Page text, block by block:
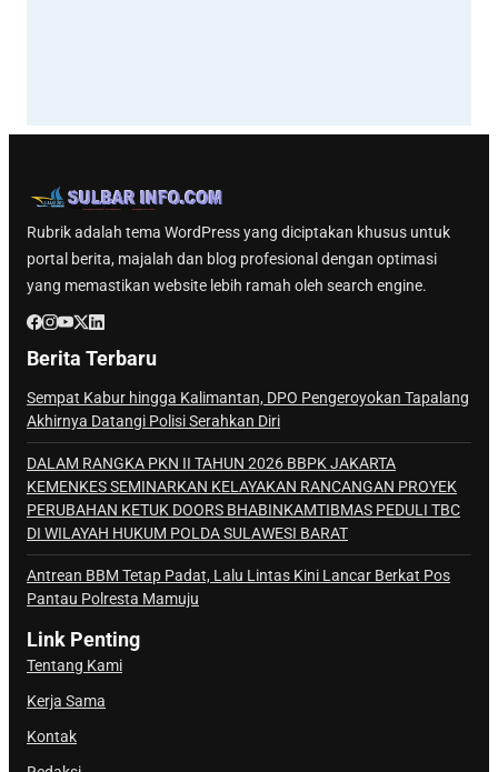
Rubrik adalah tema WordPress yang diciptakan khusus untuk
portal berita, majalah dan blog profesional dengan optimasi
yang memastikan website lebih ramah oleh search engine.
Berita Terbaru
Sempat Kabur hingga Kalimantan, DPO Pengeroyokan Tapalang
Akhirnya Datangi Polisi Serahkan Diri
DALAM RANGKA PKN II TAHUN 2026 BBPK JAKARTA
KEMENKES SEMINARKAN KELAYAKAN RANCANGAN PROYEK
PERUBAHAN KETUK DOORS BHABINKAMTIBMAS PEDULI TBC
DI WILAYAH HUKUM POLDA SULAWESI BARAT
Antrean BBM Tetap Padat, Lalu Lintas Kini Lancar Berkat Pos
Pantau Polresta Mamuju
Link Penting
Tentang Kami
Kerja Sama
Kontak